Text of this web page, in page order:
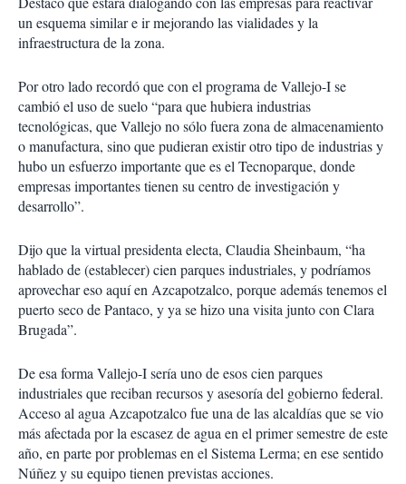
un esquema similar e ir mejorando las vialidades y la
infraestructura de la zona.
Por otro lado recordó que con el programa de Vallejo-I se
cambió el uso de suelo “para que hubiera industrias
tecnológicas, que Vallejo no sólo fuera zona de almacenamiento
o manufactura, sino que pudieran existir otro tipo de industrias y
hubo un esfuerzo importante que es el Tecnoparque, donde
empresas importantes tienen su centro de investigación y
desarrollo”.
Dijo que la virtual presidenta electa, Claudia Sheinbaum, “ha
hablado de (establecer) cien parques industriales, y podríamos
aprovechar eso aquí en Azcapotzalco, porque además tenemos el
puerto seco de Pantaco, y ya se hizo una visita junto con Clara
Brugada”.
De esa forma Vallejo-I sería uno de esos cien parques
industriales que reciban recursos y asesoría del gobierno federal.
Acceso al agua Azcapotzalco fue una de las alcaldías que se vio
más afectada por la escasez de agua en el primer semestre de este
año, en parte por problemas en el Sistema Lerma; en ese sentido
Núñez y su equipo tienen previstas acciones.